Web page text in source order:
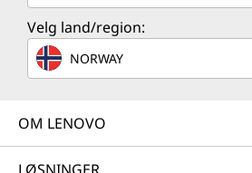
Velg land/region:
NORWAY
OM LENOVO